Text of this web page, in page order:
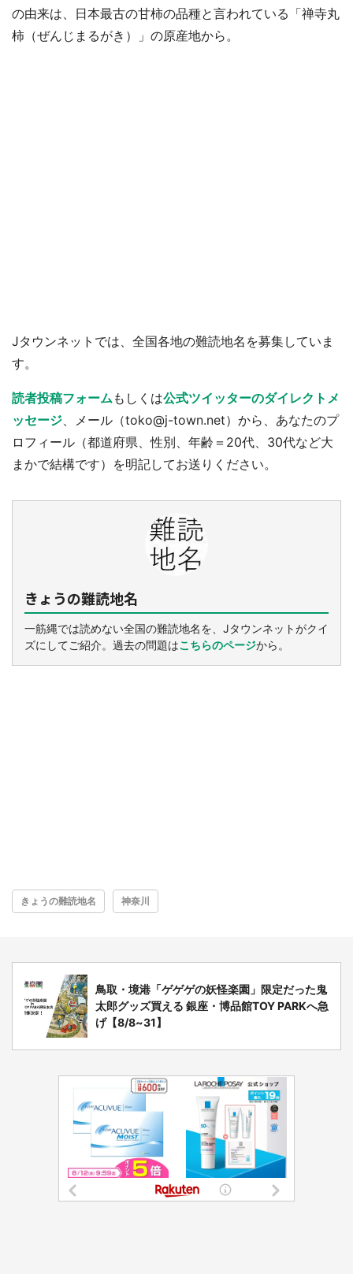
の由来は、日本最古の甘柿の品種と言われている「禅寺丸
柿（ぜんじまるがき）」の原産地から。
Jタウンネットでは、全国各地の難読地名を募集していま
す。
読者投稿フォーム もしくは公式ツイッターのダイレクトメ
ッセージ 、メール（toko@j-town.net）から、あなたのプ
ロフィール（都道府県、性別、年齢＝20代、30代など大
まかで結構です）を明記してお送りください。
きょうの難読地名
一筋縄では読めない全国の難読地名を、Jタウンネットがクイ
ズにしてご紹介。過去の問題はこちらのページから。
きょうの難読地名 神奈川
鳥取・境港「ゲゲゲの妖怪楽園」限定だった鬼
太郎グッズ買える 銀座・博品館TOY PARKへ急
げ【8/8~31】